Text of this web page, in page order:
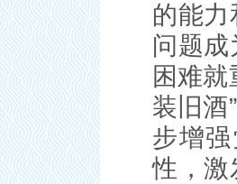
的能
问题
困难
装旧酒
步增
性，激